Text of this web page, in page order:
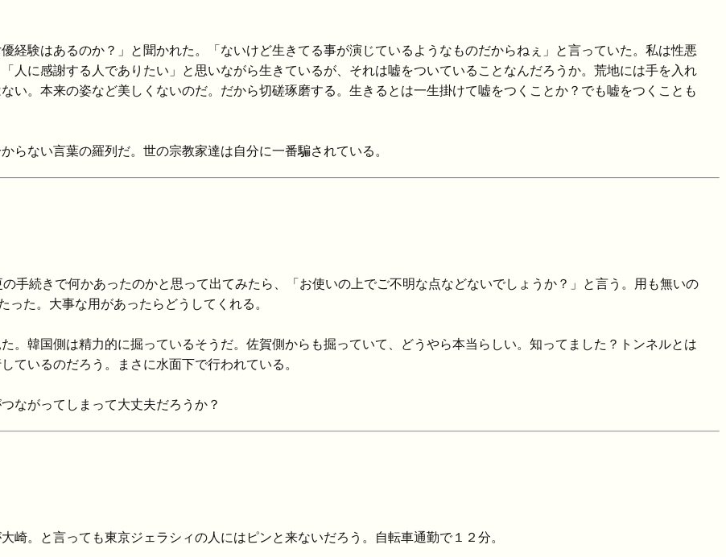
験はあるのか？」と聞かれた。「ないけど生きてる事が演じているようなものだからねぇ」と言っていた。私は性悪
人に感謝する人でありたい」と思いながら生きているが、それは嘘をついていることなんだろうか。荒地には手を入れ
い。本来の姿など美しくないのだ。だから切磋琢磨する。生きるとは一生掛けて嘘をつくことか？でも嘘をつくことも
ない言葉の羅列だ。世の宗教家達は自分に一番騙されている。
手続きで何かあったのかと思って出てみたら、「お使いの上でご不明な点などないでしょうか？」と言う。用も無いの
た。大事な用があったらどうしてくれる。
韓国側は精力的に掘っているそうだ。佐賀側からも掘っていて、どうやら本当らしい。知ってました？トンネルとは
ているのだろう。まさに水面下で行われている。
ながってしまって大丈夫だろうか？
。と言っても東京ジェラシィの人にはピンと来ないだろう。自転車通勤で１２分。